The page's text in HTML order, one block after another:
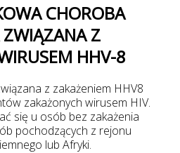
CHOROBA
Z
HHV-8
z zakażeniem HHV8
zakażonych wirusem HIV.
się u osób bez zakażenia
pochodzących z rejonu
lub Afryki.